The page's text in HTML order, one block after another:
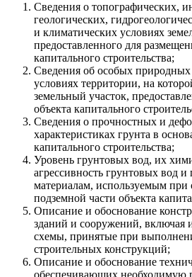
Сведения о топографических,
геологических,
и климатических условиях
предоставленного для
капитального строительства;
Сведения об особых
условиях территории, на
земельный участок,
объекта капитального
Сведения о прочностных и
характеристиках грунта в
капитального строительства;
Уровень грунтовых вод, их
агрессивность грунтовых вод
материалам, используемым при
подземной части объекта
Описание и обоснование
зданий и сооружений, включая
схемы, принятые при
строительных конструкций;
Описание и обоснование